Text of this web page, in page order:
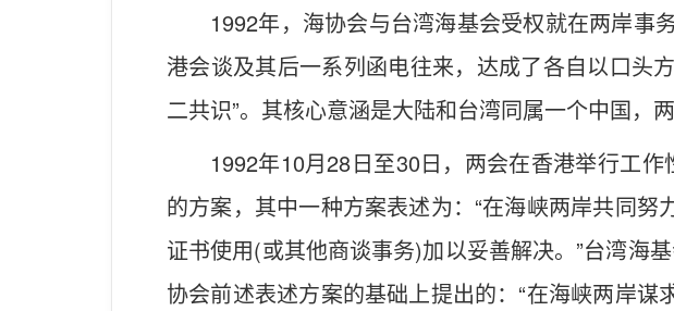
1992年，海协会与台湾海基会受权就在两岸事
港会谈及其后一系列函电往来，达成了各自以口头
二共识”。其核心意涵是大陆和台湾同属一个中国，
1992年10月28日至30日，两会在香港举行工
的方案，其中一种方案表述为：“在海峡两岸共同
证书使用(或其他商谈事务)加以妥善解决。”台湾海
协会前述表述方案的基础上提出的：“在海峡两岸